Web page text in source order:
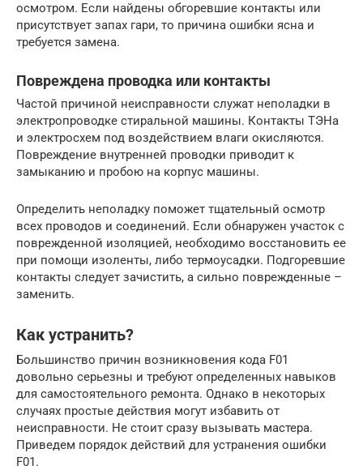
осмотром. Если найдены обгоревшие контакты или
присутствует запах гари, то причина ошибки ясна и
требуется замена.
Повреждена проводка или контакты
Частой причиной неисправности служат неполадки в
электропроводке стиральной машины. Контакты ТЭНа
и электросхем под воздействием влаги окисляются.
Повреждение внутренней проводки приводит к
замыканию и пробою на корпус машины.
Определить неполадку поможет тщательный осмотр
всех проводов и соединений. Если обнаружен участок с
поврежденной изоляцией, необходимо восстановить ее
при помощи изоленты, либо термоусадки. Подгоревшие
контакты следует зачистить, а сильно поврежденные –
заменить.
Как устранить?
Большинство причин возникновения кода F01
довольно серьезны и требуют определенных навыков
для самостоятельного ремонта. Однако в некоторых
случаях простые действия могут избавить от
неисправности. Не стоит сразу вызывать мастера.
Приведем порядок действий для устранения ошибки
F01.